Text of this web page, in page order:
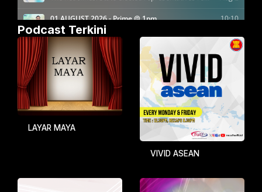
Podcast Terkini
LAYAR MAYA
VIVID ASEAN